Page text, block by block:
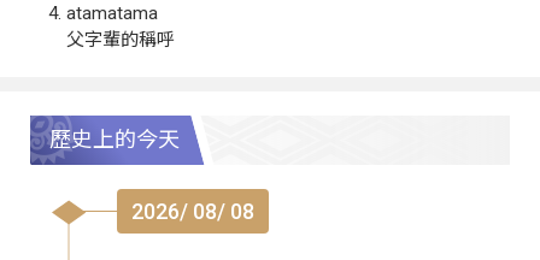
atamatama
父字輩的稱呼
歷史上的今天
2026/ 08/ 08